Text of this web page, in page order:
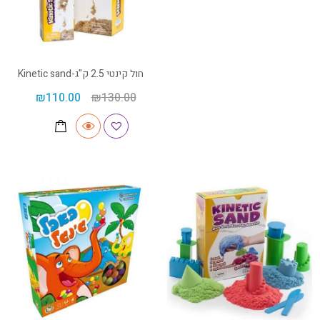
חול קינטי 2.5 ק"ג-Kinetic sand
₪130.00
₪110.00